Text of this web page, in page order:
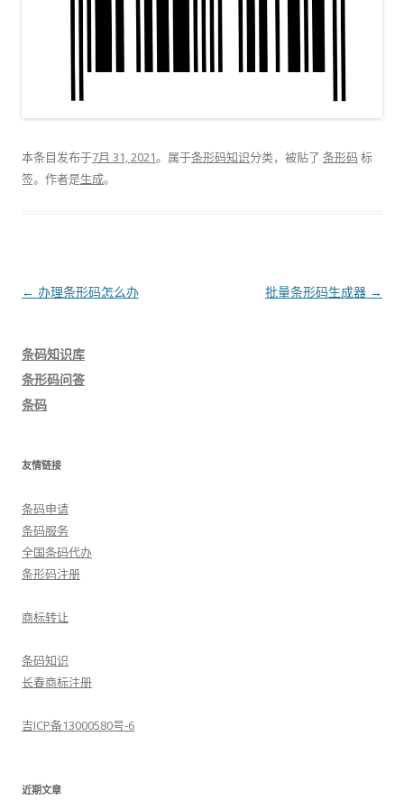
本条目发布于7月 31, 2021。属于条形码知识分类，被贴了 条形码 标
签。 作者是生成。
文
← 办理条形码怎么办 批量条形码生成器 →
条码知识库
条形码问答
条码
友情链接
条码申请
条码服务
全国条码代办
条形码注册
商标转让
条码知识
长春商标注册
吉ICP备13000580号-6
近期文章